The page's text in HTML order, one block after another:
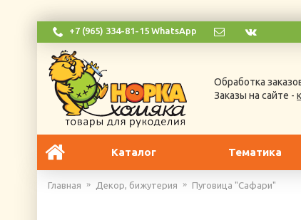
+7 (965) 334-81-15 WhatsApp
Обработка
Заказы на сайте -
Каталог Тематика
Главная Декор, бижутерия Пуговица "Сафари"